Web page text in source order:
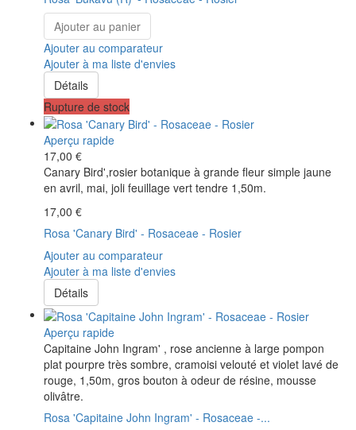
Ajouter au panier
Ajouter au comparateur
Ajouter à ma liste d'envies
Détails
Rupture de stock
Aperçu rapide
17,00 €
Canary Bird',rosier botanique à grande fleur simple jaune
en avril, mai, joli feuillage vert tendre 1,50m.
17,00 €
Rosa 'Canary Bird' - Rosaceae - Rosier
Ajouter au comparateur
Ajouter à ma liste d'envies
Détails
Aperçu rapide
Capitaine John Ingram' , rose ancienne à large pompon
plat pourpre très sombre, cramoisi velouté et violet lavé de
rouge, 1,50m, gros bouton à odeur de résine, mousse
olivâtre.
Rosa 'Capitaine John Ingram' - Rosaceae -...